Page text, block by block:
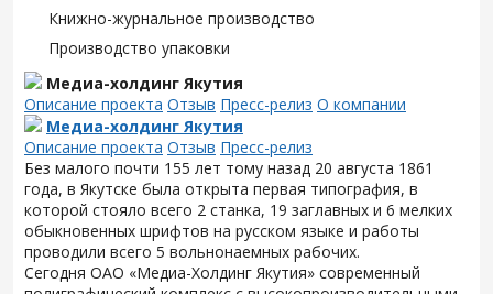
Книжно-журнальное производство
Производство упаковки
Медиа-холдинг Якутия
Описание проекта Отзыв Пресс-релиз О компании
Медиа-холдинг Якутия
Описание проекта Отзыв Пресс-релиз
Без малого почти 155 лет тому назад 20 августа 1861
года, в Якутске была открыта первая типография, в
которой стояло всего 2 станка, 19 заглавных и 6 мелких
обыкновенных шрифтов на русском языке и работы
проводили всего 5 вольнонаемных рабочих.
Сегодня ОАО «Медиа-Холдинг Якутия» современный